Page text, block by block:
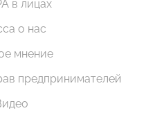
в лицах
о нас
мнение
предпринимателей